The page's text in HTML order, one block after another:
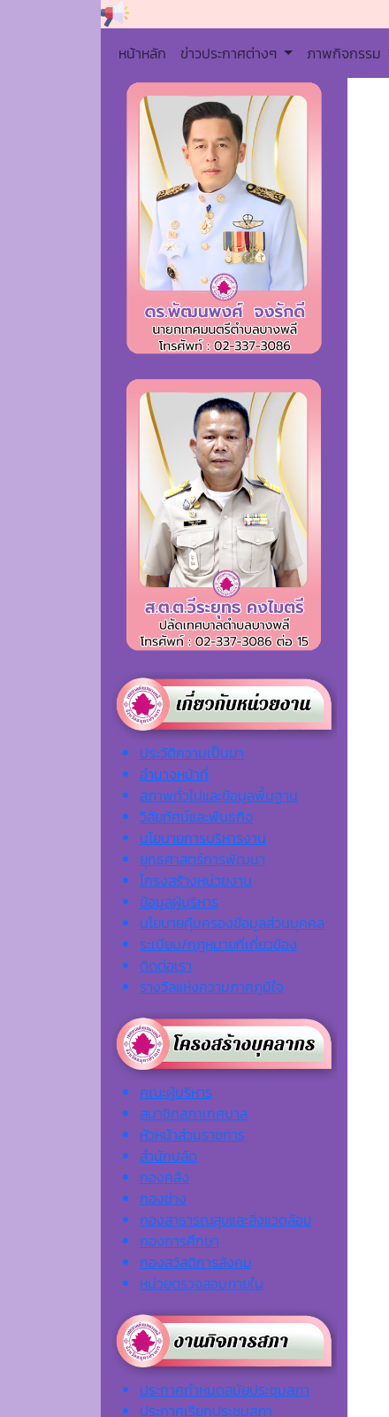
หน้าหลัก ข่าวประกาศต่างๆ ภาพกิจกรรม
ประวัติความเป็นมา
อำนาจหน้าที่
สภาพทั่วไปและข้อมูลพื้นฐาน
วิสัยทัศน์และพันธกิจ
นโยบายการบริหารงาน
ยุทธศาสตร์การพัฒนา
โครงสร้างหน่วยงาน
ข้อมูลผู้บริหาร
นโยบายคุ้มครองข้อมูลส่วนบุคคล
ระเบียบ/กฎหมายที่เกี่ยวข้อง
ติดต่อเรา
รางวัลแห่งความภาคภูมิใจ
คณะผู้บริหาร
สมาชิกสภาเทศบาล
หัวหน้าส่วนราชการ
สำนักปลัด
กองคลัง
กองช่าง
กองสาธารณสุขและสิ่งแวดล้อม
กองการศึกษา
กองสวัสดิการสังคม
หน่วยตรวจสอบภายใน
ประกาศกำหนดสมัยประชุมสภา
ประกาศเรียกประชุมสภา